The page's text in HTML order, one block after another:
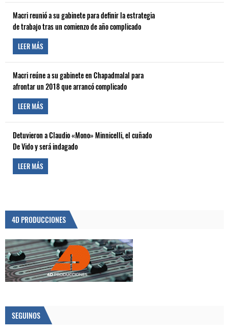
Macri reunió a su gabinete para definir la estrategia
de trabajo tras un comienzo de año complicado
LEER MÁS
Macri reúne a su gabinete en Chapadmalal para
afrontar un 2018 que arrancó complicado
LEER MÁS
Detuvieron a Claudio «Mono» Minnicelli, el cuñado
De Vido y será indagado
LEER MÁS
4D PRODUCCIONES
SEGUINOS